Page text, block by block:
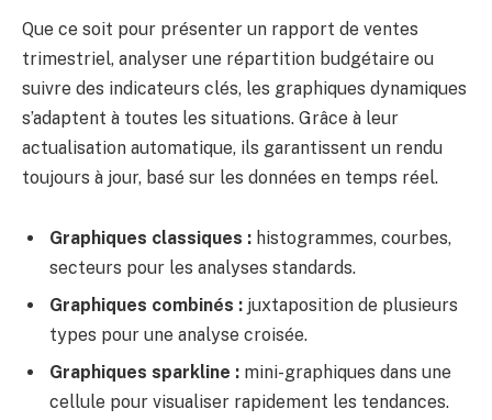
Que ce soit pour présenter un rapport de ventes
trimestriel, analyser une répartition budgétaire ou
suivre des indicateurs clés, les graphiques dynamiques
s’adaptent à toutes les situations. Grâce à leur
actualisation automatique, ils garantissent un rendu
toujours à jour, basé sur les données en temps réel.
Graphiques classiques : histogrammes, courbes,
secteurs pour les analyses standards.
Graphiques combinés : juxtaposition de plusieurs
types pour une analyse croisée.
Graphiques sparkline : mini-graphiques dans une
cellule pour visualiser rapidement les tendances.